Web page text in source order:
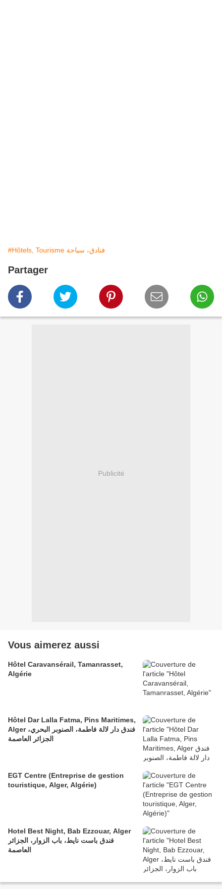
#Hôtels, Tourisme فنادق، سياحة
Partager
Publicité
Vous aimerez aussi
Hôtel Caravansérail, Tamanrasset,
Algérie
Hôtel Dar Lalla Fatma, Pins Maritimes,
Alger فندق دار لالة فاطمة، الصنوبر البحري،
الجزائر العاصمة
EGT Centre (Entreprise de gestion
touristique, Alger, Algérie)
Hotel Best Night, Bab Ezzouar, Alger
فندق باست نايط، باب الزوار، الجزائر
العاصمة